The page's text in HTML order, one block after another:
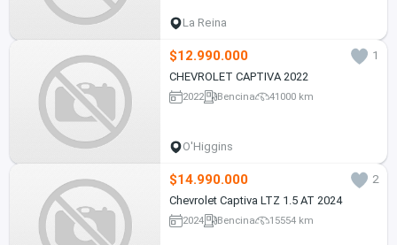
La Reina
$12.990.000
1
CHEVROLET CAPTIVA 2022
2022 Bencina 41000 km
O'Higgins
$14.990.000
2
Chevrolet Captiva LTZ 1.5 AT 2024
2024 Bencina 15554 km